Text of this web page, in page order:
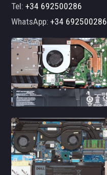
Tel:+34 692500286
WhatsApp:+34 692500286